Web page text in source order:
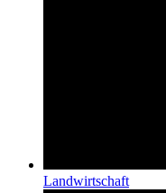
Landwirtschaft